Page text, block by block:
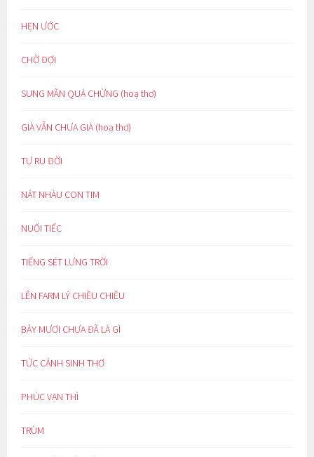
HẸN ƯỚC
CHỜ ĐỢI
SUNG MÃN QUÁ CHỪNG (hoạ thơ)
GIÀ VẪN CHƯA GIÀ (hoạ thơ)
TỰ RU ĐỜI
NÁT NHÀU CON TIM
NUỐI TIẾC
TIẾNG SÉT LƯNG TRỜI
LÊN FARM LÝ CHIỀU CHIỀU
BẢY MƯƠI CHƯA ĐÃ LÀ GÌ
TỨC CẢNH SINH THƠ
PHÚC VẠN THÌ
TRÙM